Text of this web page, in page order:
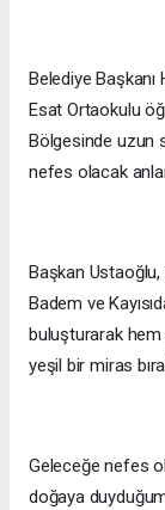
Belediye
Esat Ortaokulu
Bölgesinde uzun
nefes olacak
Başkan
Badem ve
buluşturarak hem
yeşil bir miras
Geleceğe nefes
doğaya